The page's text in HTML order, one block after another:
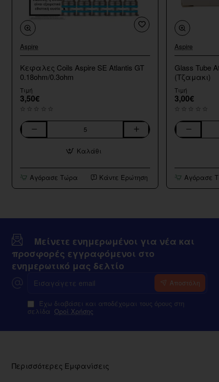
Aspire
Κεφαλες Coils Aspire SE Atlantis GT
0.18ohm/0.3ohm
Τιμή
3,50€
Κεφαλες
Atlantis
GT
0.18ohm/0.3ohm
Καλάθι
Αγόρασε Τώρα Κάντε Ερώτηση
Aspire
Glass Tube
(Τζαμακι)
Τιμή
3,00€
Glass
4ml
Aspire
(Τζαμακι)
Αγόρασε
Μείνετε ενημερωμένοι για νέα και
προσφορές εγγραφόμενοι στο
ενημερωτικό μας δελτίο
email
Αποστόλη
Έχω διαβάσει και αποδέχομαι τους όρους στη
σελίδα Οροί Χρήσης
Περισσότερες Εμφανίσεις